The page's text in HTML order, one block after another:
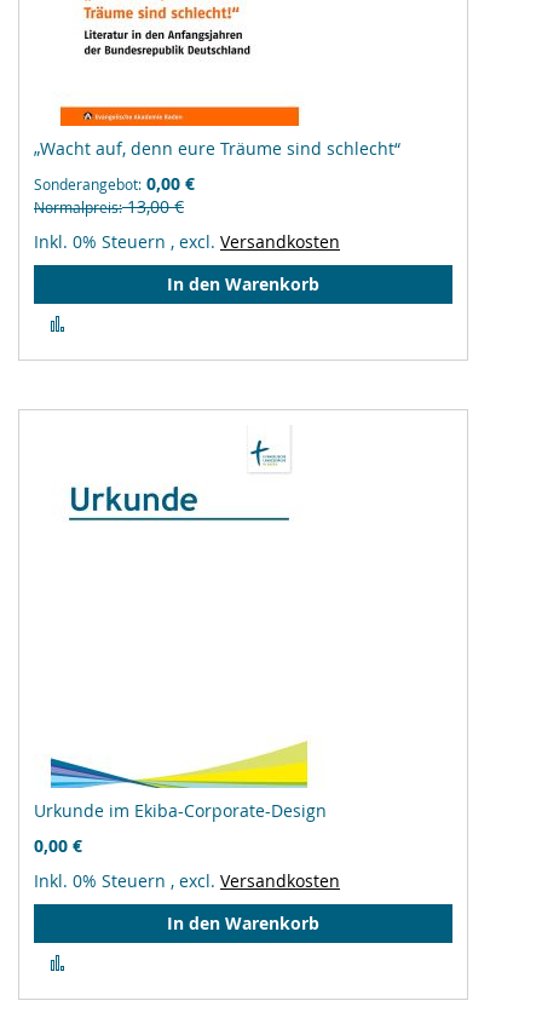
„Wacht auf, denn eure Träume sind schlecht“
Sonderangebot 0,00 €
Normalpreis 13,00 €
Inkl. 0% Steuern , excl. Versandkosten
In den Warenkorb
hinzufügen
Urkunde im Ekiba-Corporate-Design
0,00 €
Inkl. 0% Steuern , excl. Versandkosten
In den Warenkorb
hinzufügen